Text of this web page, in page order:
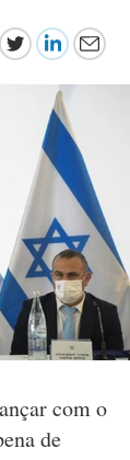
com o
de